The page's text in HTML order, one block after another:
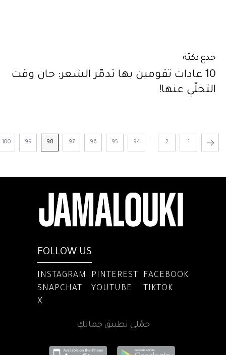
خدع ذكيّة
10 عادات تقومين بها تدمّر الشعر: حان وقت
التخلّي عنها!
1
2
...
94
95
96
97
98
99
100
FOLLOW US
INSTAGRAM PINTEREST
FACEBOOK
SNAPCHAT
YOUTUBE
TIKTOK
X
حمّلي تطبيق جمالكِ